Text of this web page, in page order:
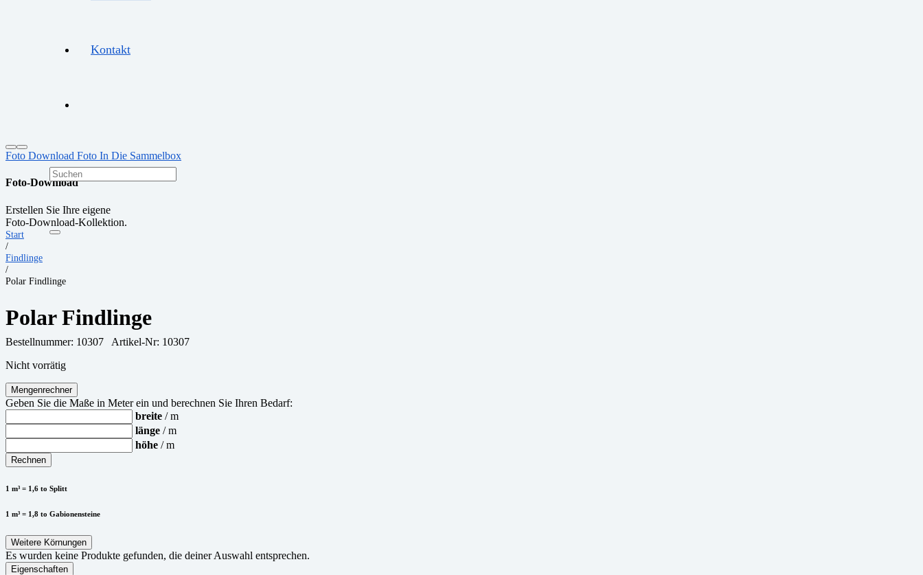
Kontakt
Foto Download Foto In Die Sammelbox
Foto-Download
Erstellen Sie Ihre eigene
Foto-Download-Kollektion.
Start
/
Findlinge
/
Polar Findlinge
Polar Findlinge
Bestellnummer: 10307
Artikel-Nr: 10307
Nicht vorrätig
Mengenrechner
Geben Sie die Maße in Meter ein und berechnen Sie Ihren Bedarf:
breite / m
länge / m
höhe / m
Rechnen
1 m³ = 1,6 to Splitt
1 m³ = 1,8 to Gabionensteine
Weitere Körnungen
Es wurden keine Produkte gefunden, die deiner Auswahl entsprechen.
Eigenschaften